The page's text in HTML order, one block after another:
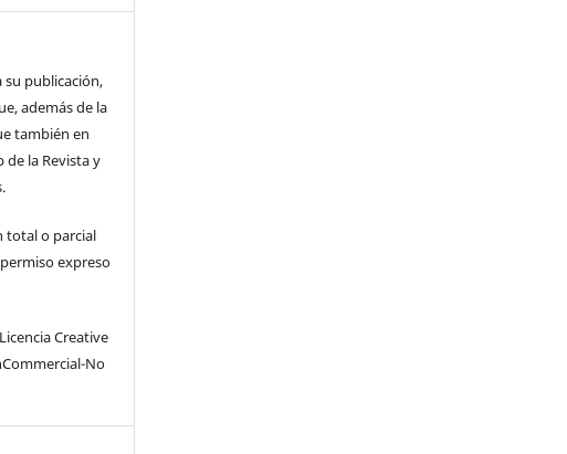
publicación,
además de la
también en
la Revista y
total o parcial
expreso
Creative
No